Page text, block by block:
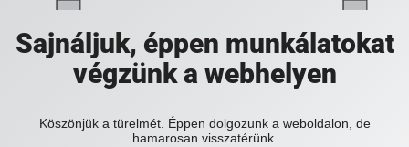
Sajnáljuk, éppen munkálatokat
végzünk a webhelyen
Köszönjük a türelmét. Éppen dolgozunk a weboldalon, de
hamarosan visszatérünk.